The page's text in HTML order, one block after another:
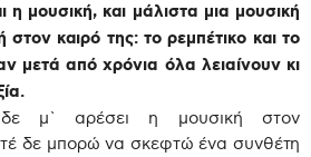
η μουσική, και μάλιστα μια μουσική
καιρό της: το ρεμπέτικο και το
μετά από χρόνια όλα λειαίνουν κι
μ` αρέσει η μουσική στον
δε μπορώ να σκεφτώ ένα συνθέτη